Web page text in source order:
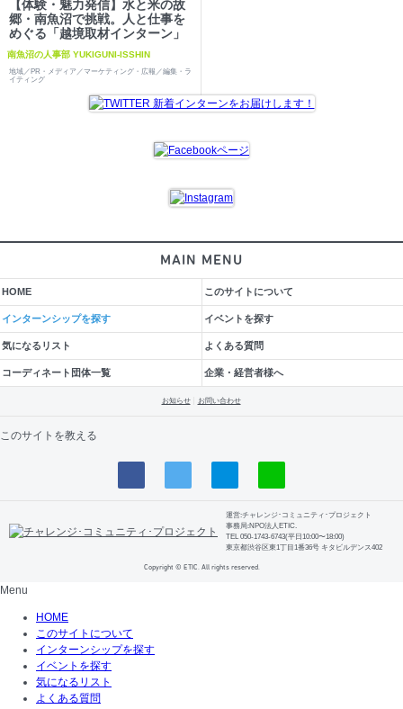
【体験・魅力発信】水と米の故
郷・南魚沼で挑戦。人と仕事を
めぐる「越境取材インターン」
南魚沼の人事部 YUKIGUNI-ISSHIN
地域／PR・メディア／マーケティング・広報／編集・ラ
イティング
MAIN MENU
HOME このサイトについて
インターンシップを探す イベントを探す
気になるリスト よくある質問
コーディネート団体一覧 企業・経営者様へ
お知らせ お問い合わせ
このサイトを教える
運営:チャレンジ･コミュニティ･プロジェクト
事務局:NPO法人ETIC.
TEL 050-1743-6743(平日10:00〜18:00)
東京都渋谷区東1丁目1番36号 キタビルデンス402
Copyright © ETIC. All rights reserved.
Menu
HOME
このサイトについて
インターンシップを探す
イベントを探す
気になるリスト
よくある質問